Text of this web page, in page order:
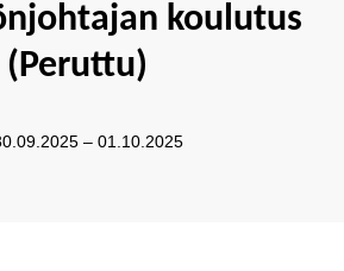
koulutus
(Peruttu)
– 01.10.2025